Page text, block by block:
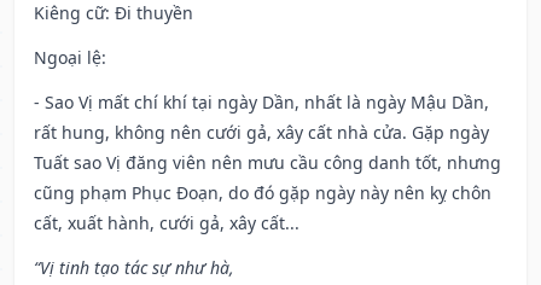
Kiêng cữ: Đi thuyền
Ngoại lệ:
- Sao Vị mất chí khí tại ngày Dần, nhất là ngày Mậu Dần,
rất hung, không nên cưới gả, xây cất nhà cửa. Gặp ngày
Tuất sao Vị đăng viên nên mưu cầu công danh tốt, nhưng
cũng phạm Phục Đoạn, do đó gặp ngày này nên kỵ chôn
cất, xuất hành, cưới gả, xây cất...
“Vị tinh tạo tác sự như hà,